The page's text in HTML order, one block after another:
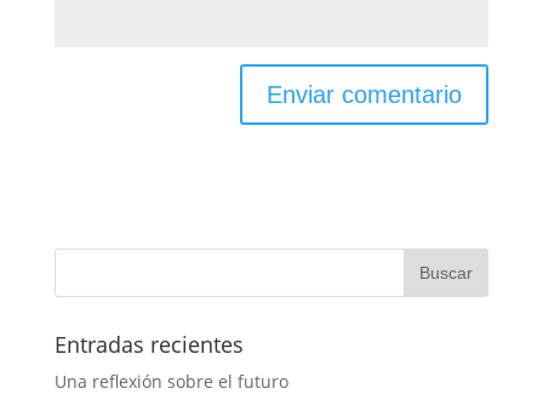
Entradas recientes
Una reflexión sobre el futuro